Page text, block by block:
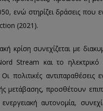
ενώ στηρίζει δράσεις που
(2021).
κρίση συνεχίζεται με
Stream και το ηλεκτρικό
πολιτικές
μετάβασης, προσθέτουν
αυτονομία,